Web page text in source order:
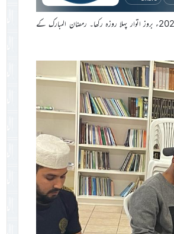
اللہ تعالیٰ کے فضل و کرم سے جماعت احمدیہ یونان نے یکم رمضان المبارک 1445ھ مورخہ 03؍اپریل 2022ء بروز اتوار پہلا روزہ رکھا۔ رمضان المبارک کے